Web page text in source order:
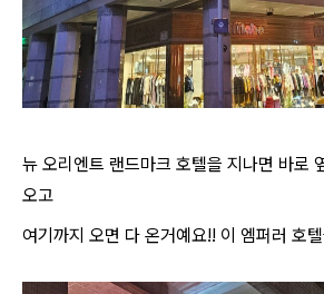
뉴 오리엔트 랜드마크 호텔을 지나면 바로
오고
여기까지 오면 다 온거예요!! 이 엠퍼러 호